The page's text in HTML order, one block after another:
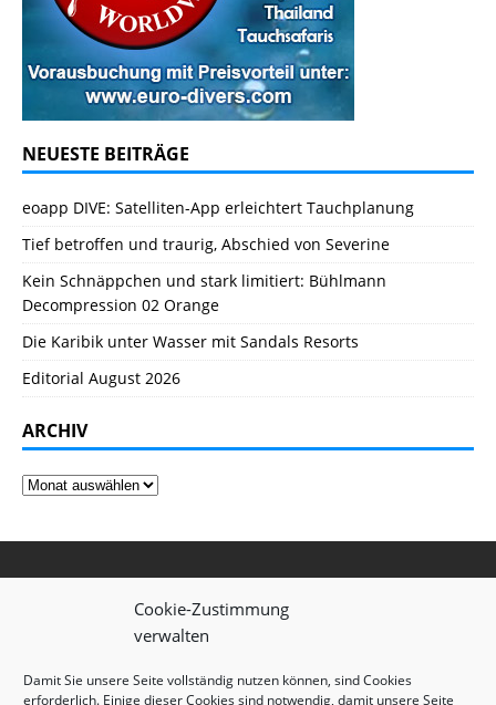
Cookie-Zustimmung
verwalten
Damit Sie unsere Seite vollständig nutzen können, sind Cookies
erforderlich. Einige dieser Cookies sind notwendig, damit unsere Seite
NEUESTE BEITRÄGE
eoapp DIVE: Satelliten-App erleichtert Tauchplanung
Tief betroffen und traurig, Abschied von Severine
Kein Schnäppchen und stark limitiert: Bühlmann
Decompression 02 Orange
Die Karibik unter Wasser mit Sandals Resorts
Editorial August 2026
ARCHIV